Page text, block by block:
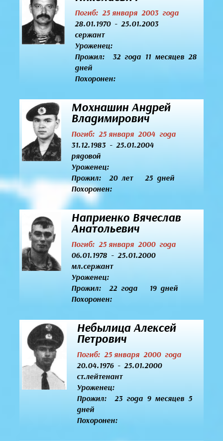
Погиб: 25 января 2003 года
28.01.1970 - 25.01.2003
сержант
Уроженец:
Прожил: 32 года 11 месяцев 28
дней
Похоронен:
Мохнашин Андрей
Владимирович
Погиб: 25 января 2004 года
31.12.1983 - 25.01.2004
рядовой
Уроженец:
Прожил: 20 лет 25 дней
Похоронен:
Наприенко Вячеслав
Анатольевич
Погиб: 25 января 2000 года
06.01.1978 - 25.01.2000
мл.сержант
Уроженец:
Прожил: 22 года 19 дней
Похоронен:
Небылица Алексей
Петрович
Погиб: 25 января 2000 года
20.04.1976 - 25.01.2000
ст.лейтенант
Уроженец:
Прожил: 23 года 9 месяцев 5
дней
Похоронен: